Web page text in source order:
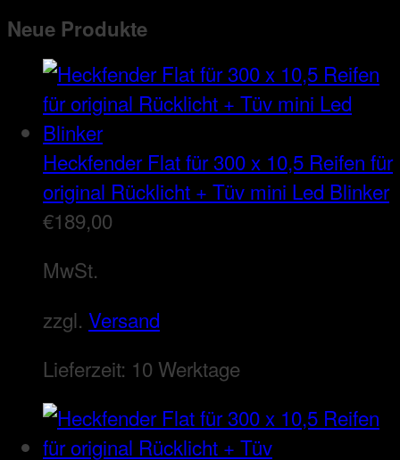
Neue Produkte
Heckfender Flat für 300 x 10,5 Reifen für
original Rücklicht + Tüv mini Led Blinker
€189,00
MwSt.
zzgl. Versand
Lieferzeit: 10 Werktage